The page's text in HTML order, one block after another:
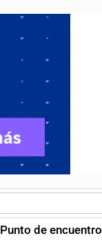
Punto de encuentro